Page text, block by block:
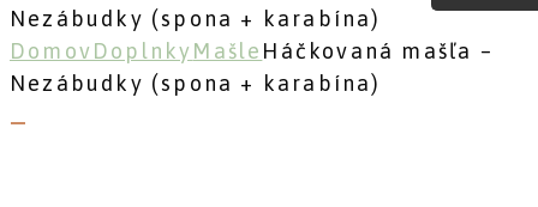
Nezábudky (spona + karabína)
Domov Doplnky Mašle Háčkovaná mašľa –
Nezábudky (spona + karabína)